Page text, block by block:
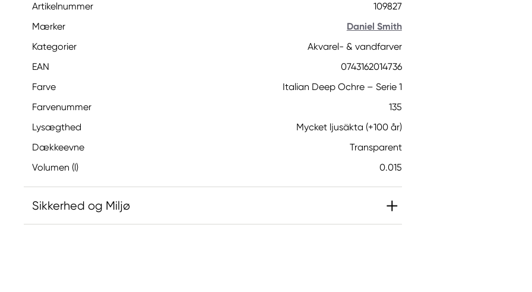
Artikelnummer
109827
Mærker
Daniel Smith
Kategorier
Akvarel- & vandfarver
EAN
0743162014736
Farve
Italian Deep Ochre – Serie 1
Farvenummer
135
Lysægthed
Mycket ljusäkta (+100 år)
Dækkeevne
Transparent
Volumen (l)
0.015
Sikkerhed og Miljø